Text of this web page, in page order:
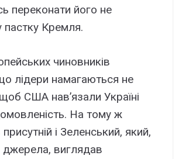
переконати його не
пастку Кремля.
чиновників
лідери намагаються не
США нав’язали Україні
На тому ж
і Зеленський, який,
виглядав